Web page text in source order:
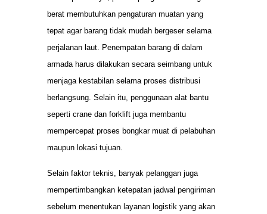
berat membutuhkan pengaturan muatan yang
tepat agar barang tidak mudah bergeser selama
perjalanan laut. Penempatan barang di dalam
armada harus dilakukan secara seimbang untuk
menjaga kestabilan selama proses distribusi
berlangsung. Selain itu, penggunaan alat bantu
seperti crane dan forklift juga membantu
mempercepat proses bongkar muat di pelabuhan
maupun lokasi tujuan.
Selain faktor teknis, banyak pelanggan juga
mempertimbangkan ketepatan jadwal pengiriman
sebelum menentukan layanan logistik yang akan